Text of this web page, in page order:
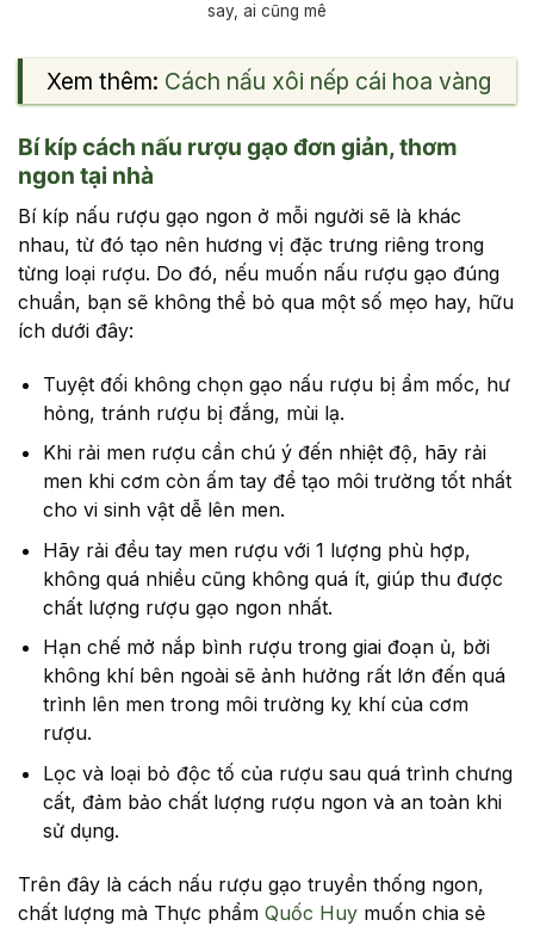
say, ai cũng mê
Xem thêm: Cách nấu xôi nếp cái hoa vàng
Bí kíp cách nấu rượu gạo đơn giản, thơm
ngon tại nhà
Bí kíp nấu rượu gạo ngon ở mỗi người sẽ là khác
nhau, từ đó tạo nên hương vị đặc trưng riêng trong
từng loại rượu. Do đó, nếu muốn nấu rượu gạo đúng
chuẩn, bạn sẽ không thể bỏ qua một số mẹo hay, hữu
ích dưới đây:
Tuyệt đối không chọn gạo nấu rượu bị ẩm mốc, hư
hỏng, tránh rượu bị đắng, mùi lạ.
Khi rải men rượu cần chú ý đến nhiệt độ, hãy rải
men khi cơm còn ấm tay để tạo môi trường tốt nhất
cho vi sinh vật dễ lên men.
Hãy rải đều tay men rượu với 1 lượng phù hợp,
không quá nhiều cũng không quá ít, giúp thu được
chất lượng rượu gạo ngon nhất.
Hạn chế mở nắp bình rượu trong giai đoạn ủ, bởi
không khí bên ngoài sẽ ảnh hưởng rất lớn đến quá
trình lên men trong môi trường kỵ khí của cơm
rượu.
Lọc và loại bỏ độc tố của rượu sau quá trình chưng
cất, đảm bảo chất lượng rượu ngon và an toàn khi
sử dụng.
Trên đây là cách nấu rượu gạo truyền thống ngon,
chất lượng mà Thực phẩm Quốc Huy muốn chia sẻ